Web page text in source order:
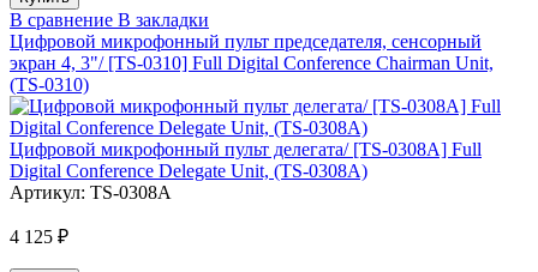
В сравнение В закладки
Цифровой микрофонный пульт председателя, сенсорный
экран 4, 3"/ [TS-0310] Full Digital Conference Chairman Unit,
(TS-0310)
Цифровой микрофонный пульт делегата/ [TS-0308A] Full
Digital Conference Delegate Unit, (TS-0308A)
Артикул: TS-0308A
4 125 ₽